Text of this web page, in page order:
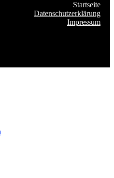
Startseite
Datenschutzerklärung
Impressum